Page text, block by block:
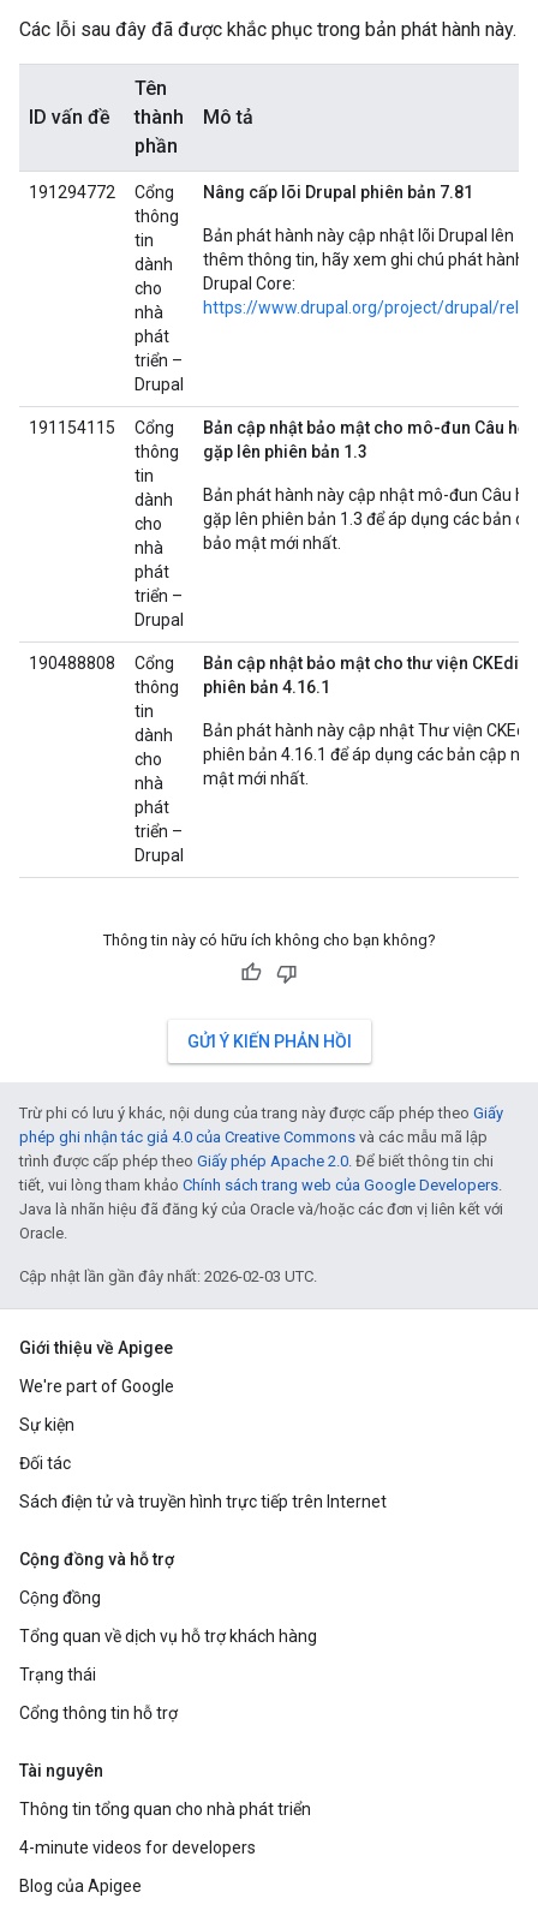
Các lỗi sau đây đã được khắc phục trong bản phát hành này.
ID vấn đề
Tên
thành
phần
Mô tả
191294772
Cổng
thông
tin
dành
cho
nhà
phát
triển –
Drupal
Nâng cấp lõi Drupal phiên bản 7.81
Bản phát hành này cập nhật lõi Drupal lên
thêm thông tin, hãy xem ghi chú phát hành
Drupal Core:
https://www.drupal.org/project/drupal/
191154115
Cổng
thông
tin
dành
cho
nhà
phát
triển –
Drupal
Bản cập nhật bảo mật cho mô-đun Câu hỏi
gặp lên phiên bản 1.3
Bản phát hành này cập nhật mô-đun Câu
gặp lên phiên bản 1.3 để áp dụng các bản
bảo mật mới nhất.
190488808
Cổng
thông
tin
dành
cho
nhà
phát
triển –
Drupal
Bản cập nhật bảo mật cho thư viện
phiên bản 4.16.1
Bản phát hành này cập nhật Thư viện
phiên bản 4.16.1 để áp dụng các bản cập
mật mới nhất.
Thông tin này có hữu ích không cho bạn không?
GỬI Ý KIẾN PHẢN HỒI
Trừ phi có lưu ý khác, nội dung của trang này được cấp phép theo Giấy
phép ghi nhận tác giả 4.0 của Creative Commons và các mẫu mã lập
trình được cấp phép theo Giấy phép Apache 2.0. Để biết thông tin chi
tiết, vui lòng tham khảo Chính sách trang web của Google Developers.
Java là nhãn hiệu đã đăng ký của Oracle và/hoặc các đơn vị liên kết với
Oracle.
Cập nhật lần gần đây nhất: 2026-02-03 UTC.
Giới thiệu về Apigee
We're part of Google
Sự kiện
Đối tác
Sách điện tử và truyền hình trực tiếp trên Internet
Cộng đồng và hỗ trợ
Cộng đồng
Tổng quan về dịch vụ hỗ trợ khách hàng
Trạng thái
Cổng thông tin hỗ trợ
Tài nguyên
Thông tin tổng quan cho nhà phát triển
4-minute videos for developers
Blog của Apigee